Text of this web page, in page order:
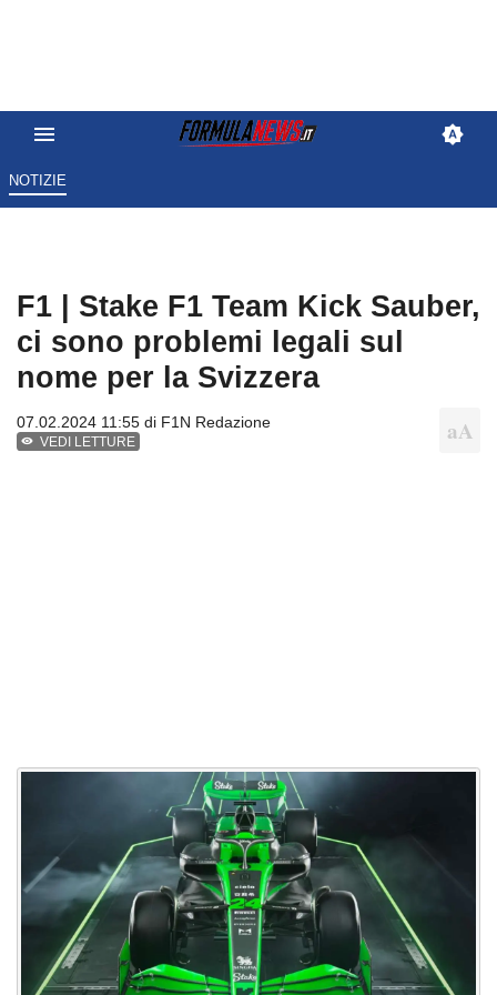
NOTIZIE
F1 | Stake F1 Team Kick Sauber,
ci sono problemi legali sul
nome per la Svizzera
07.02.2024 11:55 di F1N Redazione
VEDI LETTURE